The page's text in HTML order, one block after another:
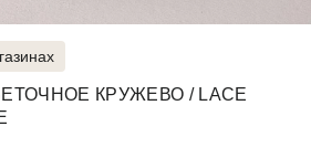
КРУЖЕВО / LACE